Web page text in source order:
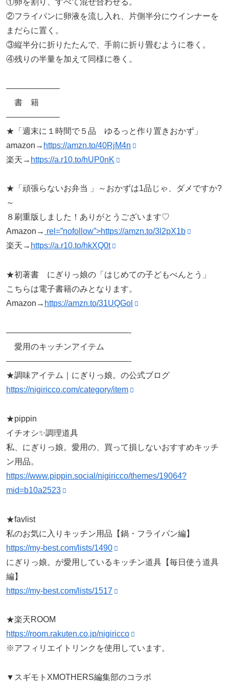
②フライパンに卵液を流し入れ、片側半分にウインナーを
まだらに置く。
③縦半分に折りたたんで、手前に折り畳むように巻く。
④残りの半量を加えて同様に巻く。
——————–
書 籍
——————–
★「週末に１時間で５品 ゆるっと作り置きおかず」
amazon→ https://amzn.to/40RjM4n
楽天→ https://a.r10.to/hUP0nK
★「頑張らないお弁当 」～おかずは1品じゃ、ダメですか?
～
８刷重版しました！ありがとうございます♡
Amazon→ rel=”nofollow”>https://amzn.to/3l2pX1b
楽天→ https://a.r10.to/hkXQ0t
★初著書 にぎりっ娘の「はじめての子どもべんとう」
こちらは電子書籍のみとなります。
Amazon→ https://amzn.to/31UQGol
———————————————-
愛用のキッチンアイテム
———————————————-
★調味アイテム｜にぎりっ娘。の公式ブログ
https://nigiricco.com/category/item
★pippin
イチオシ✨調理道具
私、にぎりっ娘。愛用の、買って損しないおすすめキッチ
ン用品。
https://www.pippin.social/nigiricco/themes/19064?
mid=b10a2523
★favlist
私のお気に入りキッチン用品【鍋・フライパン編】
https://my-best.com/lists/1490
にぎりっ娘。が愛用しているキッチン道具【毎日使う道具
編】
https://my-best.com/lists/1517
★楽天ROOM
https://room.rakuten.co.jp/nigiricco
※アフィリエイトリンクを使用しています。
▼スギモトXMOTHERS編集部のコラボ